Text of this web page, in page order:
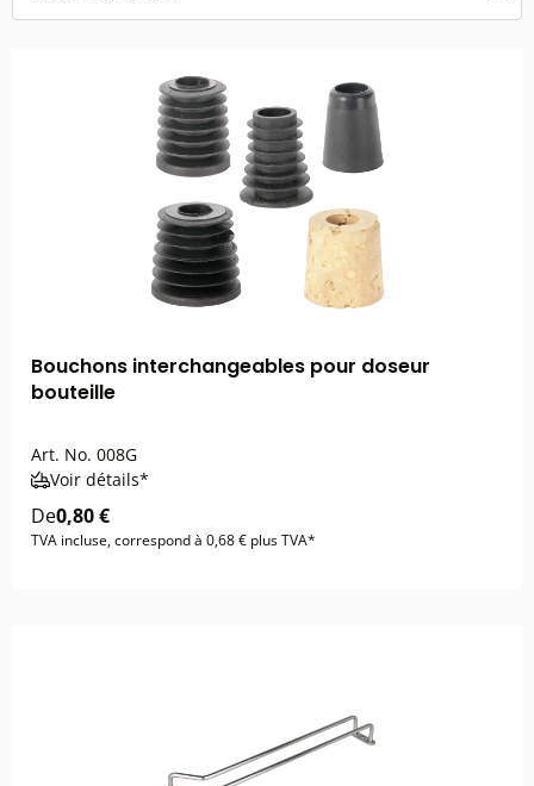
Bouchons interchangeables pour doseur
bouteille
Art. No. 008G
Voir détails*
De0,80 €
TVA incluse, correspond à 0,68 € plus TVA*